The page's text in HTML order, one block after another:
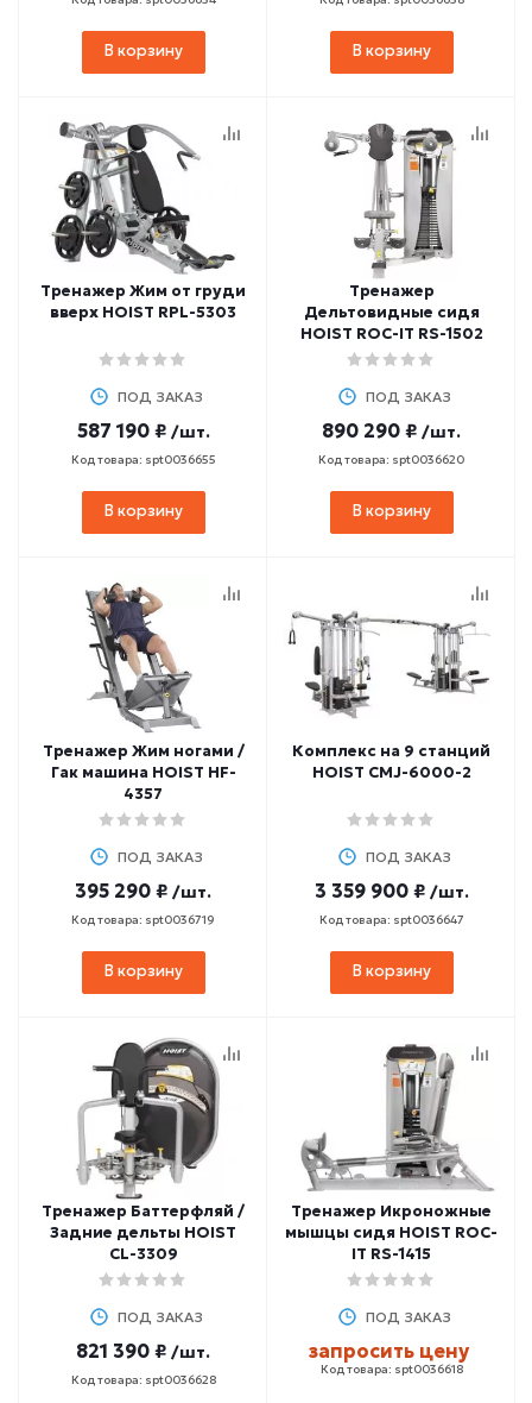
В корзину В корзину
Тренажер Жим от груди
вверх HOIST RPL-5303
ПОД ЗАКАЗ
587 190 ₽ /шт.
Код товара: spt0036655
В корзину
Тренажер
Дельтовидные сидя
HOIST ROC-IT RS-1502
ПОД ЗАКАЗ
890 290 ₽ /шт.
Код товара: spt0036620
В корзину
Тренажер Жим ногами /
Гак машина HOIST HF-
4357
ПОД ЗАКАЗ
395 290 ₽ /шт.
Код товара: spt0036719
В корзину
Комплекс на 9 станций
HOIST CMJ-6000-2
ПОД ЗАКАЗ
3 359 900 ₽ /шт.
Код товара: spt0036647
В корзину
Тренажер Баттерфляй /
Задние дельты HOIST
CL-3309
ПОД ЗАКАЗ
821 390 ₽ /шт.
Код товара: spt0036628
Тренажер Икроножные
мышцы сидя HOIST ROC-
IT RS-1415
ПОД ЗАКАЗ
запросить цену
Код товара: spt0036618